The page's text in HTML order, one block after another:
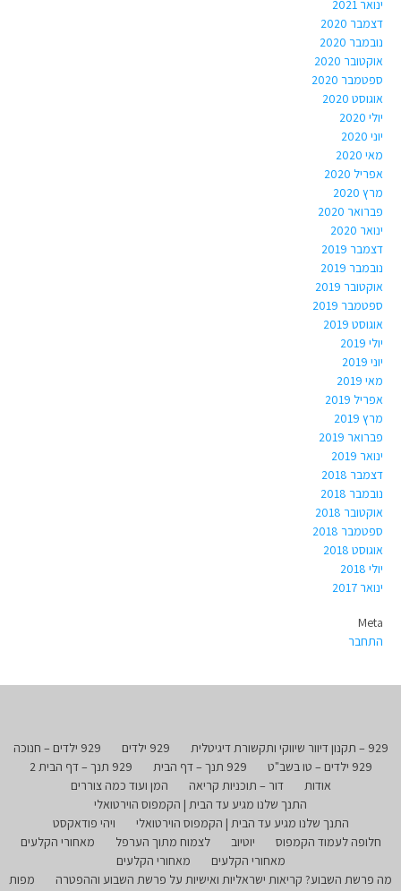
ינואר 2021
דצמבר 2020
נובמבר 2020
אוקטובר 2020
ספטמבר 2020
אוגוסט 2020
יולי 2020
יוני 2020
מאי 2020
אפריל 2020
מרץ 2020
פברואר 2020
ינואר 2020
דצמבר 2019
נובמבר 2019
אוקטובר 2019
ספטמבר 2019
אוגוסט 2019
יולי 2019
יוני 2019
מאי 2019
אפריל 2019
מרץ 2019
פברואר 2019
ינואר 2019
דצמבר 2018
נובמבר 2018
אוקטובר 2018
ספטמבר 2018
אוגוסט 2018
יולי 2018
ינואר 2017
Meta
התחבר
929 – תקנון דיוור שיווקי ותקשורת דיגיטלית 929 ילדים
929 ילדים – חנוכה
929 ילדים – טו בשב"ט
929 תנך – דף הבית
929 תנך – דף הבית 2
אודות
דור – תוכניות קריאה
המן ועוד כמה צוררים
התנך שלנו מגיע עד הבית | הקמפוס הוירטואלי
התנך שלנו מגיע עד הבית | הקמפוס הוירטואלי
ויהי פודאקסט
חלופה לעמוד הקמפוס
יוטיוב לצמוח מתוך הערפל
מאחורי הקלעים
מאחורי הקלעים
מאחורי הקלעים
מה פרשת השבוע? קריאות ישראליות ואישיות על פרשת השבוע וההפטרה
מפות